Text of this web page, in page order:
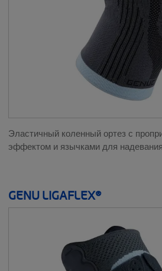
Эластичный коленный ортез с
эффектом и язычками для
GENU LIGAFLEX®